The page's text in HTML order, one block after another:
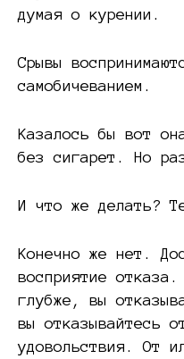
думая о курении.
Срывы
самобичеванием.
Казалось бы вот
без сигарет. Но
И что же делать?
Конечно же нет.
восприятие
глубже, вы
вы отказывайтесь
удовольствия. От